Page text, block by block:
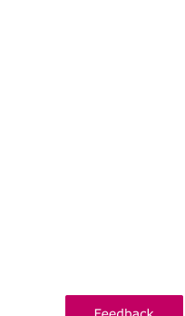
Rechtspraak.nl
Rechtspraak.nl
verlaat Rechtspraak.nl
U verlaat Rechtspraak.nl
- U verlaat
nieuwsbrief - U verlaat